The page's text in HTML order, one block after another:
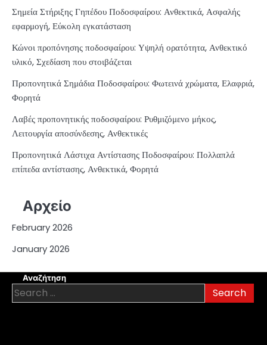
Σημεία Στήριξης Γηπέδου Ποδοσφαίρου: Ανθεκτικά, Ασφαλής
εφαρμογή, Εύκολη εγκατάσταση
Κώνοι προπόνησης ποδοσφαίρου: Υψηλή ορατότητα, Ανθεκτικό
υλικό, Σχεδίαση που στοιβάζεται
Προπονητικά Σημάδια Ποδοσφαίρου: Φωτεινά χρώματα, Ελαφριά,
Φορητά
Λαβές προπονητικής ποδοσφαίρου: Ρυθμιζόμενο μήκος,
Λειτουργία αποσύνδεσης, Ανθεκτικές
Προπονητικά Λάστιχα Αντίστασης Ποδοσφαίρου: Πολλαπλά
επίπεδα αντίστασης, Ανθεκτικά, Φορητά
Αρχείο
February 2026
January 2026
Αναζήτηση
Search
for: